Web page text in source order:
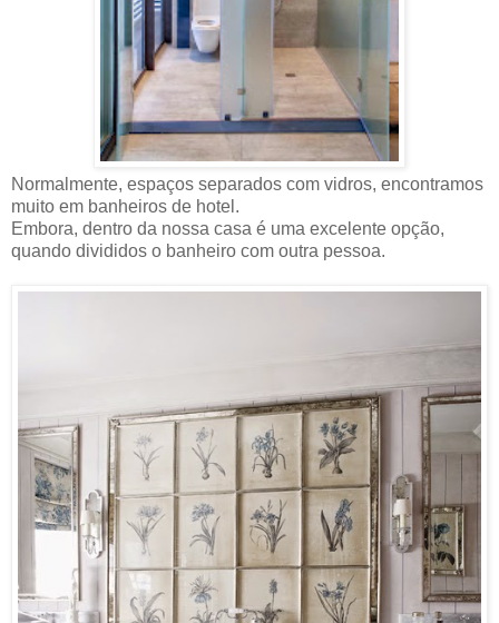
Normalmente, espaços separados com vidros, encontramos
muito em banheiros de hotel.
Embora, dentro da nossa casa é uma excelente opção,
quando divididos o banheiro com outra pessoa.